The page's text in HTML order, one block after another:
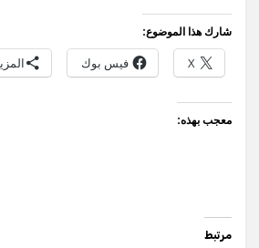
شارك هذا الموضوع:
X فيس بوك
معجب بهذه:
مرتبط